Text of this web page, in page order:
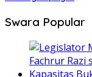
Swara Popular